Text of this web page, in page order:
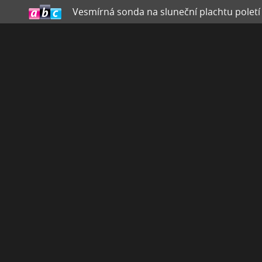
Vesmírná sonda na sluneční plachtu